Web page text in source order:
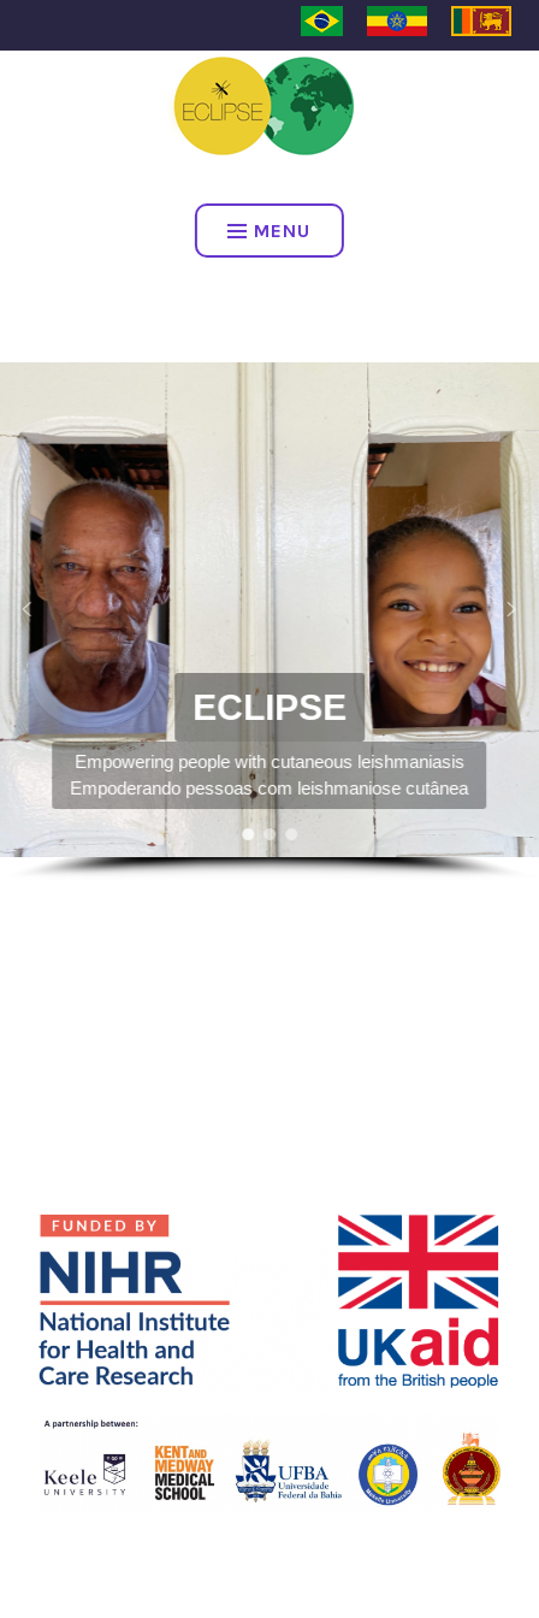
MENU
ECLIPSE
Empowering people with cutaneous leishmaniasis
Empoderando pessoas com leishmaniose cutânea